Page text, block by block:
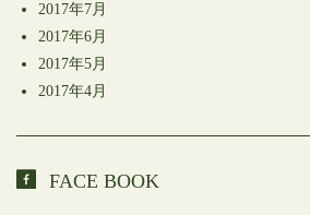
2017年7月
2017年6月
2017年5月
2017年4月
FACE BOOK